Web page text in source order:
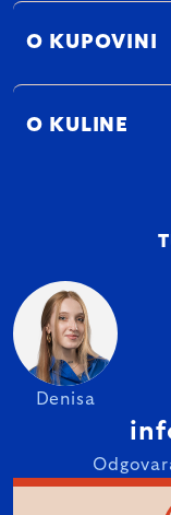
O KUPOVINI
O KULINE
Denisa